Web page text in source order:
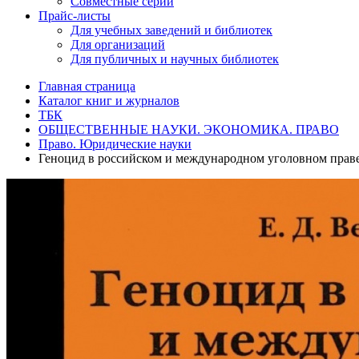
Прайс-листы
Для учебных заведений и библиотек
Для организаций
Для публичных и научных библиотек
Главная страница
Каталог книг и журналов
ТБК
ОБЩЕСТВЕННЫЕ НАУКИ. ЭКОНОМИКА. ПРАВО
Право. Юридические науки
Геноцид в российском и международном уголовном